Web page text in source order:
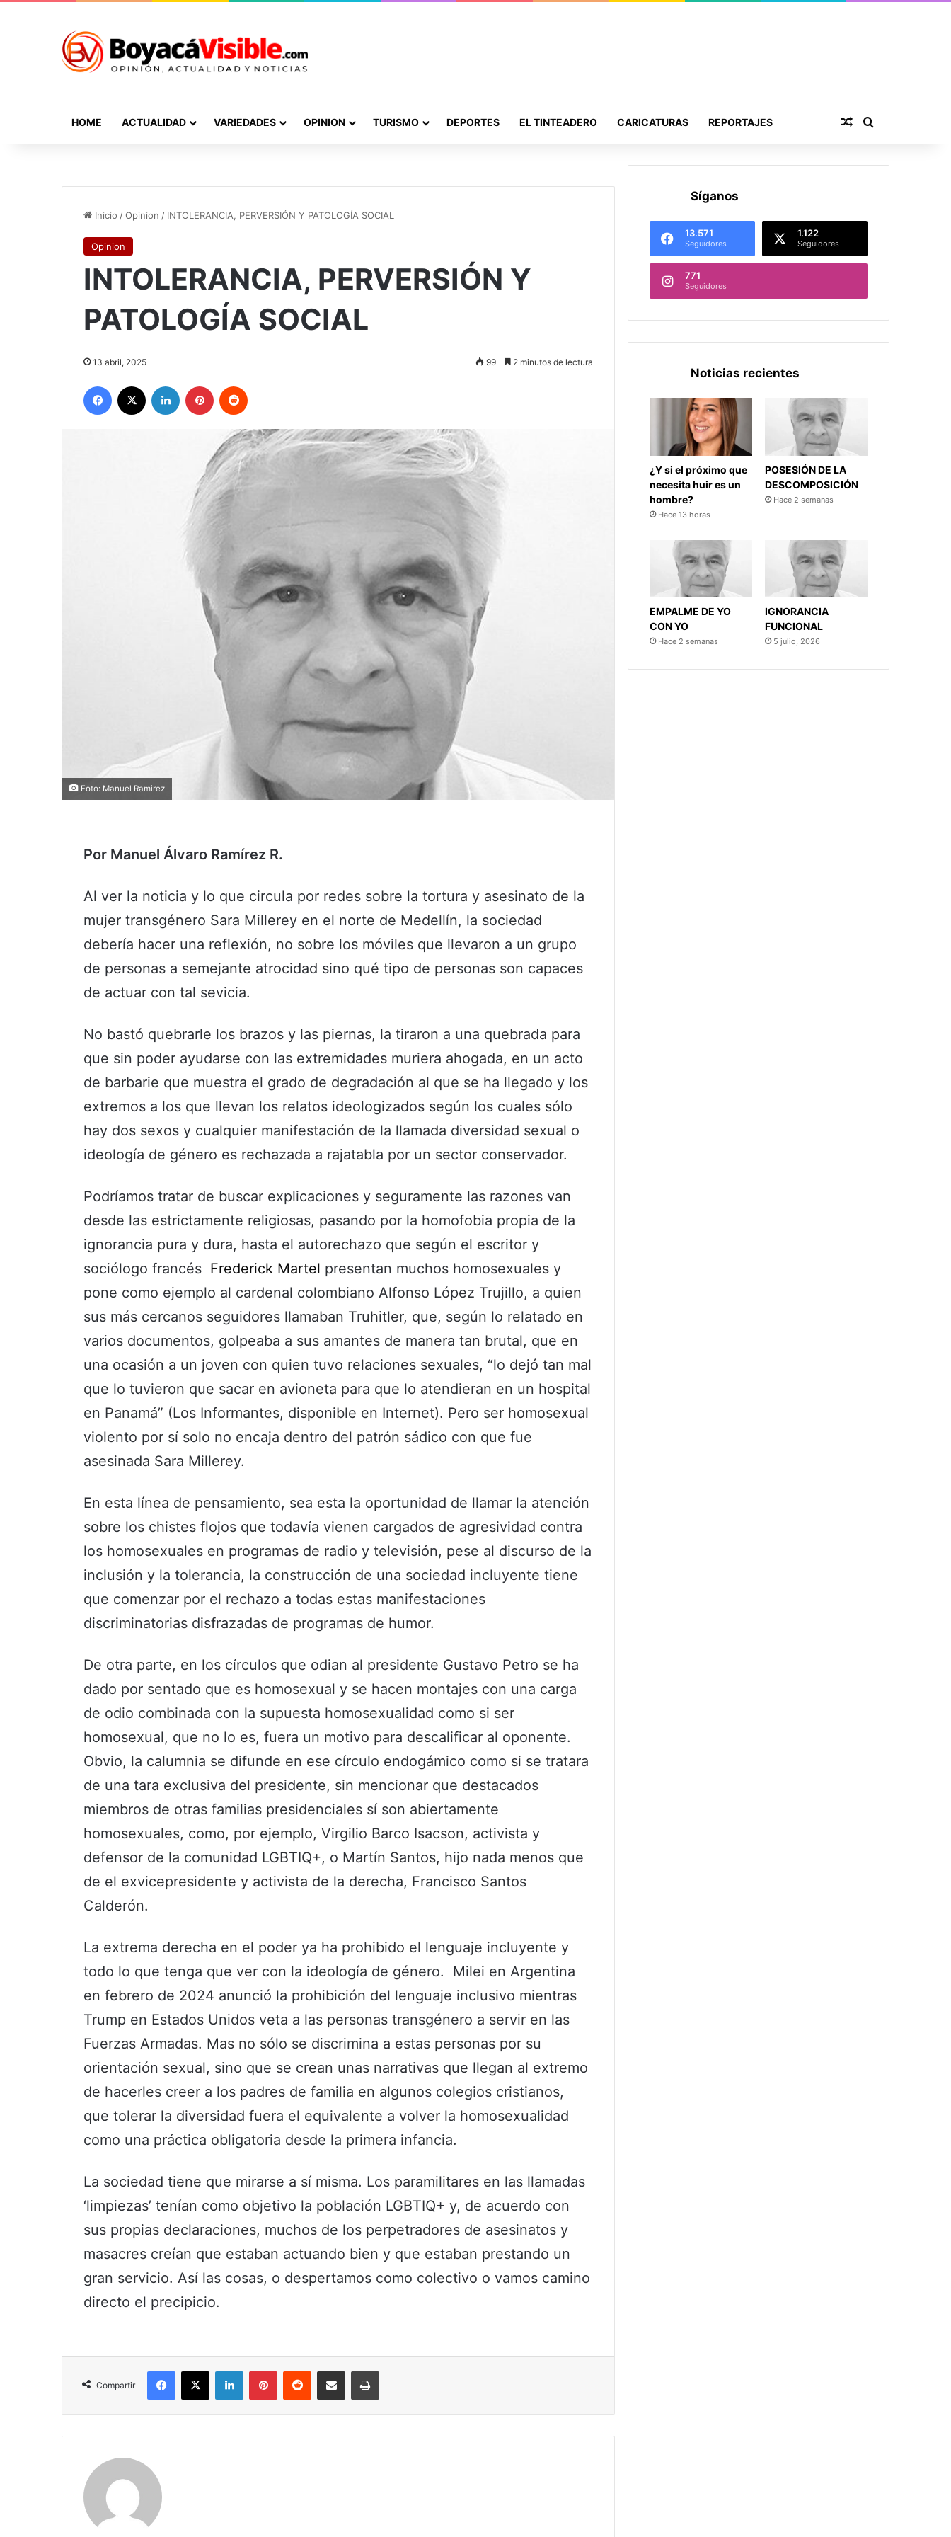
HOME ACTUALIDAD VARIEDADES OPINION TURISMO DEPORTES EL TINTEADERO CARICATURAS REPORTAJES Publicación al
Inicio /Opinion / INTOLERANCIA, PERVERSIÓN Y PATOLOGÍA SOCIAL
Opinion
INTOLERANCIA, PERVERSIÓN Y
PATOLOGÍA SOCIAL
13 abril, 2025 99 2 minutos de lectura
Facebook LinkedIn Pinterest
Foto: Manuel Ramirez
Por Manuel Álvaro Ramírez R.
Al ver la noticia y lo que circula por redes sobre la tortura y asesinato de la
mujer transgénero Sara Millerey en el norte de Medellín, la sociedad
debería hacer una reflexión, no sobre los móviles que llevaron a un grupo
de personas a semejante atrocidad sino qué tipo de personas son capaces
de actuar con tal sevicia.
No bastó quebrarle los brazos y las piernas, la tiraron a una quebrada para
que sin poder ayudarse con las extremidades muriera ahogada, en un acto
de barbarie que muestra el grado de degradación al que se ha llegado y los
extremos a los que llevan los relatos ideologizados según los cuales sólo
hay dos sexos y cualquier manifestación de la llamada diversidad sexual o
ideología de género es rechazada a rajatabla por un sector conservador.
Podríamos tratar de buscar explicaciones y seguramente las razones van
desde las estrictamente religiosas, pasando por la homofobia propia de la
ignorancia pura y dura, hasta el autorechazo que según el escritor y
sociólogo francés Frederick Martel presentan muchos homosexuales y
pone como ejemplo al cardenal colombiano Alfonso López Trujillo, a quien
sus más cercanos seguidores llamaban Truhitler, que, según lo relatado en
varios documentos, golpeaba a sus amantes de manera tan brutal, que en
una ocasión a un joven con quien tuvo relaciones sexuales, “lo dejó tan mal
que lo tuvieron que sacar en avioneta para que lo atendieran en un hospital
en Panamá” (Los Informantes, disponible en Internet). Pero ser homosexual
violento por sí solo no encaja dentro del patrón sádico con que fue
asesinada Sara Millerey.
En esta línea de pensamiento, sea esta la oportunidad de llamar la atención
sobre los chistes flojos que todavía vienen cargados de agresividad contra
los homosexuales en programas de radio y televisión, pese al discurso de la
inclusión y la tolerancia, la construcción de una sociedad incluyente tiene
que comenzar por el rechazo a todas estas manifestaciones
discriminatorias disfrazadas de programas de humor.
De otra parte, en los círculos que odian al presidente Gustavo Petro se ha
dado por sentado que es homosexual y se hacen montajes con una carga
de odio combinada con la supuesta homosexualidad como si ser
homosexual, que no lo es, fuera un motivo para descalificar al oponente.
Obvio, la calumnia se difunde en ese círculo endogámico como si se tratara
de una tara exclusiva del presidente, sin mencionar que destacados
miembros de otras familias presidenciales sí son abiertamente
homosexuales, como, por ejemplo, Virgilio Barco Isacson, activista y
defensor de la comunidad LGBTIQ+, o Martín Santos, hijo nada menos que
de el exvicepresidente y activista de la derecha, Francisco Santos
Calderón.
La extrema derecha en el poder ya ha prohibido el lenguaje incluyente y
todo lo que tenga que ver con la ideología de género. Milei en Argentina
en febrero de 2024 anunció la prohibición del lenguaje inclusivo mientras
Trump en Estados Unidos veta a las personas transgénero a servir en las
Fuerzas Armadas. Mas no sólo se discrimina a estas personas por su
orientación sexual, sino que se crean unas narrativas que llegan al extremo
de hacerles creer a los padres de familia en algunos colegios cristianos,
que tolerar la diversidad fuera el equivalente a volver la homosexualidad
como una práctica obligatoria desde la primera infancia.
La sociedad tiene que mirarse a sí misma. Los paramilitares en las llamadas
‘limpiezas’ tenían como objetivo la población LGBTIQ+ y, de acuerdo con
sus propias declaraciones, muchos de los perpetradores de asesinatos y
masacres creían que estaban actuando bien y que estaban prestando un
gran servicio. Así las cosas, o despertamos como colectivo o vamos camino
directo el precipicio.
Compartir
Facebook
X LinkedInPinterestReddit Compartir por correo electrónicoImprimir
Síganos
13.571
Seguidores
1.122
Seguidores
771
Seguidores
Noticias recientes
¿Y si el próximo que
necesita huir es un
hombre?
Hace 13 horas
POSESIÓN DE LA
DESCOMPOSICIÓN
Hace 2 semanas
EMPALME DE YO
CON YO
Hace 2 semanas
IGNORANCIA
FUNCIONAL
5 julio, 2026